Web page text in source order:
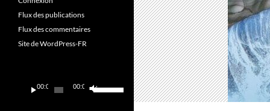
Flux des publications
Flux des commentaires
Site de WordPress-FR
Lecteur
audio
00:00 00:00 Utilisez
les